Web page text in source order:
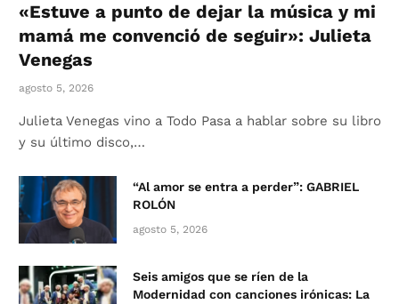
«Estuve a punto de dejar la música y mi
mamá me convenció de seguir»: Julieta
Venegas
agosto 5, 2026
Julieta Venegas vino a Todo Pasa a hablar sobre su libro
y su último disco,…
“Al amor se entra a perder”: GABRIEL
ROLÓN
agosto 5, 2026
Seis amigos que se ríen de la
Modernidad con canciones irónicas: La